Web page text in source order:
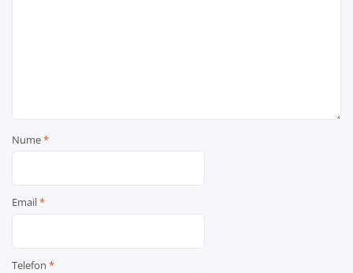
Nume*
Email*
Telefon *